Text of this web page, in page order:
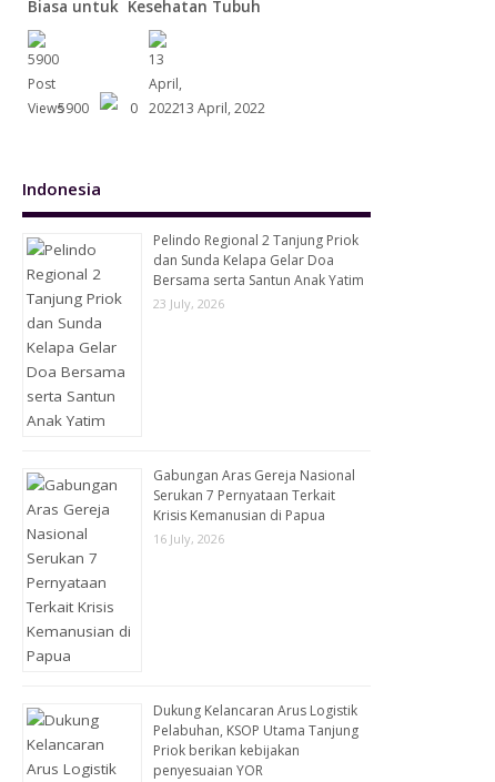
Biasa untuk Kesehatan Tubuh
5900 0 13 April, 2022
Indonesia
Pelindo Regional 2 Tanjung Priok
dan Sunda Kelapa Gelar Doa
Bersama serta Santun Anak Yatim
23 July, 2026
Gabungan Aras Gereja Nasional
Serukan 7 Pernyataan Terkait
Krisis Kemanusian di Papua
16 July, 2026
Dukung Kelancaran Arus Logistik
Pelabuhan, KSOP Utama Tanjung
Priok berikan kebijakan
penyesuaian YOR